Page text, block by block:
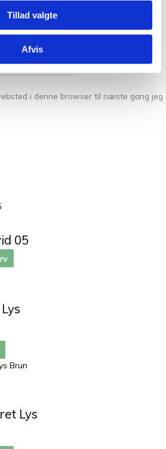
Tillad valgte
Afvis
i denne browser til næste gang jeg
05
Lys